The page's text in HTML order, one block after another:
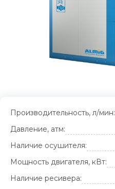
Производительность, л/мин:
Давление, атм:
Наличие осушителя:
Мощность двигателя, кВт:
Наличие ресивера: